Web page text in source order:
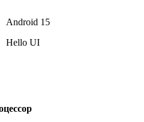
Android 15
Hello UI